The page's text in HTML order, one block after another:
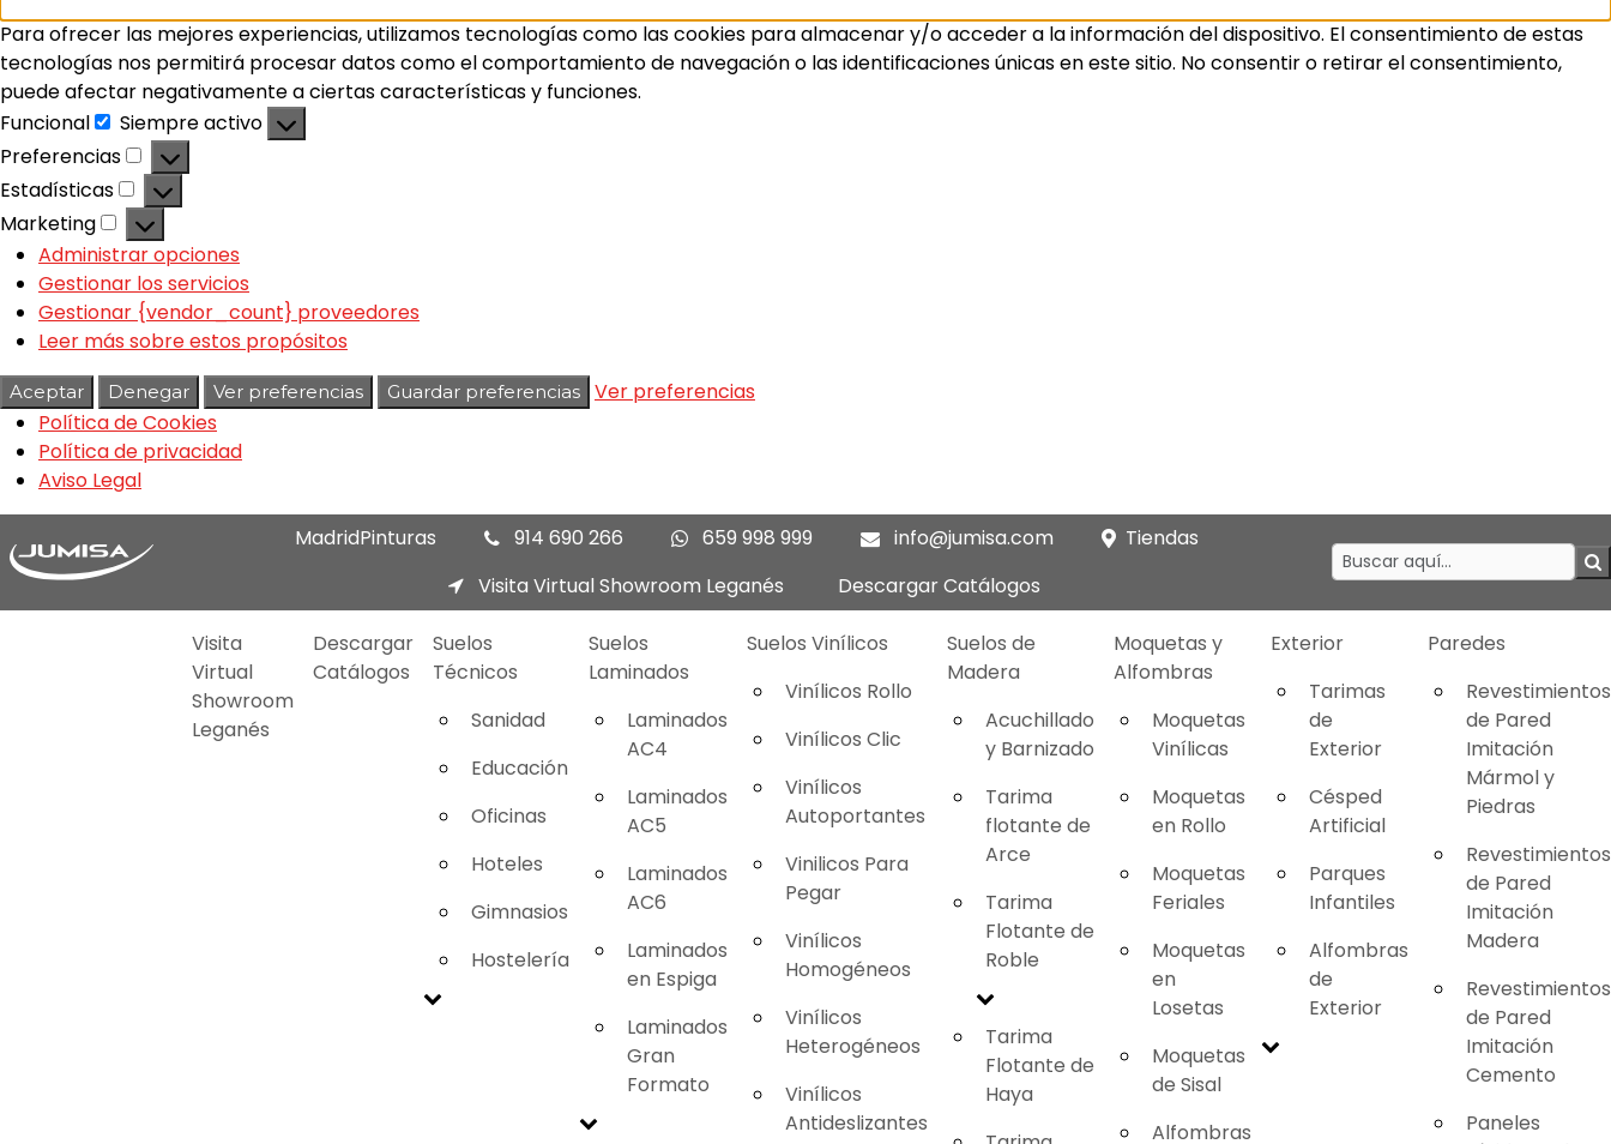
Para ofrecer las mejores experiencias, utilizamos tecnologías como las cookies para almacenar y/o acceder a la información del dispositivo. El consentimiento de estas
tecnologías nos permitirá procesar datos como el comportamiento de navegación o las identificaciones únicas en este sitio. No consentir o retirar el consentimiento,
puede afectar negativamente a ciertas características y funciones.
Funcional
Siempre activo
Preferencias
Estadísticas
Marketing
Administrar opciones
Gestionar los servicios
Gestionar {vendor_count} proveedores
Leer más sobre estos propósitos
Aceptar Denegar Ver preferencias Guardar preferencias
Ver preferencias
Política de Cookies
Política de privacidad
Aviso Legal
MadridPinturas 914 690 266 659 998 999 info@jumisa.com
Tiendas
Visita Virtual Showroom Leganés
Descargar Catálogos
Visita
Virtual
Showroom
Leganés
Descargar
Catálogos
Suelos
Técnicos
Sanidad
Educación
Oficinas
Hoteles
Gimnasios
Hostelería
Suelos
Laminados
Laminados
AC4
Laminados
AC5
Laminados
AC6
Laminados
en Espiga
Laminados
Gran
Formato
Suelos Vinílicos
Vinílicos Rollo
Vinílicos Clic
Vinílicos
Autoportantes
Vinilicos Para
Pegar
Vinílicos
Homogéneos
Vinílicos
Heterogéneos
Vinílicos
Antideslizantes
Suelos de
Madera
Acuchillado
y Barnizado
Tarima
flotante de
Arce
Tarima
Flotante de
Roble
Tarima
Flotante de
Haya
Moquetas y
Alfombras
Moquetas
Vinílicas
Moquetas
en Rollo
Moquetas
Feriales
Moquetas
en
Losetas
Moquetas
de Sisal
Alfombras
Exterior
Tarimas
de
Exterior
Césped
Artificial
Parques
Infantiles
Alfombras
de
Exterior
Paredes
Revestimientos
de Pared
Imitación
Mármol y
Piedras
Revestimientos
de Pared
Imitación
Madera
Revestimientos
de Pared
Imitación
Cemento
Paneles